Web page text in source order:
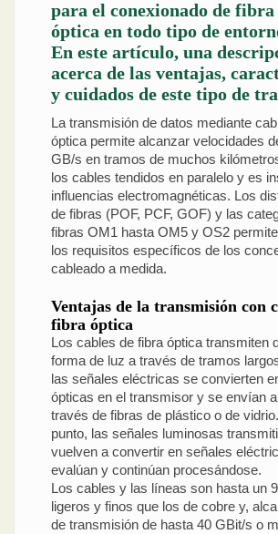
para el conexionado de fibra
óptica en todo tipo de
En este artículo, una
acerca de las ventajas,
y cuidados de este tipo de
La transmisión de datos mediante
óptica permite alcanzar velocidades
GB/s en tramos de muchos
los cables tendidos en paralelo y es
influencias electromagnéticas. Los
de fibras (POF, PCF, GOF) y las
fibras OM1 hasta OM5 y OS2
los requisitos específicos de los
cableado a medida.
Ventajas de la transmisión con
fibra óptica
Los cables de fibra óptica transmiten
forma de luz a través de tramos
las señales eléctricas se convierten
ópticas en el transmisor y se envían
través de fibras de plástico o de
punto, las señales luminosas
vuelven a convertir en señales
evalúan y continúan procesándose.
Los cables y las líneas son hasta un
ligeros y finos que los de cobre y,
de transmisión de hasta 40 GBit/s o